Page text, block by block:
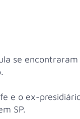
se
e o ex-
SP.